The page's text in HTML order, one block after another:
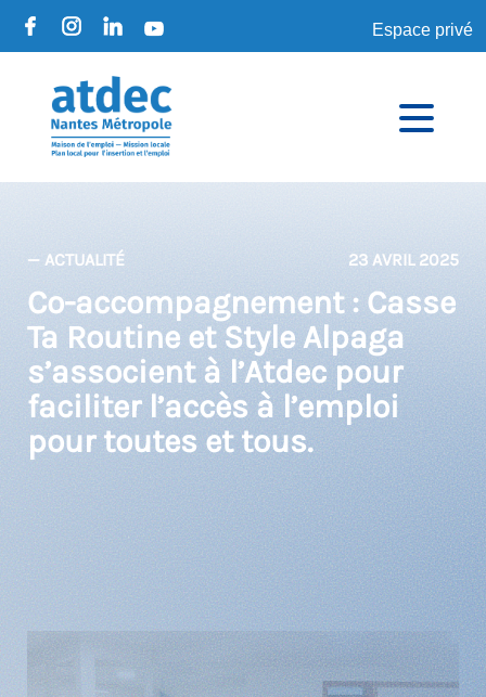
Espace privé
— ACTUALITÉ 23 AVRIL 2025
Co-accompagnement : Casse
Ta Routine et Style Alpaga
s’associent à l’Atdec pour
faciliter l’accès à l’emploi
pour toutes et tous.